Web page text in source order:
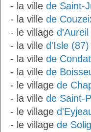
- la ville de Saint-
- la ville de
- le village d'Aureil
- la ville d'Isle (87)
- la ville de
- la ville de
- le village de
- la ville de Saint-
- le village
- le village de